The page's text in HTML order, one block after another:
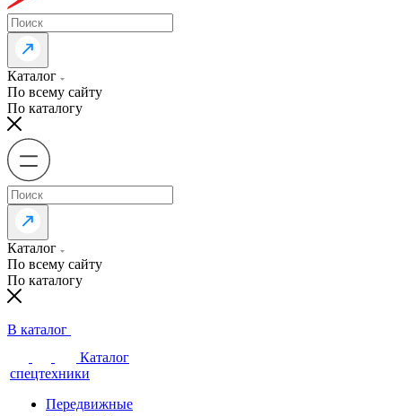
Каталог
По всему сайту
По каталогу
Каталог
По всему сайту
По каталогу
В каталог
Каталог
спецтехники
Передвижные